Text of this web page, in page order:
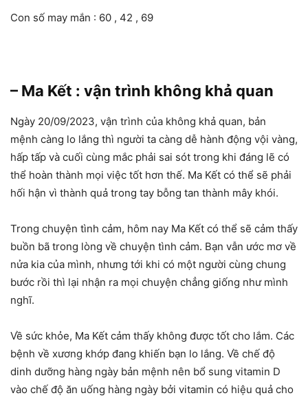
Con số may mắn : 60 , 42 , 69
– Ma Kết : vận trình không khả quan
Ngày 20/09/2023, vận trình của không khả quan, bản
mệnh càng lo lắng thì người ta càng dễ hành động vội vàng,
hấp tấp và cuối cùng mắc phải sai sót trong khi đáng lẽ có
thể hoàn thành mọi việc tốt hơn thế. Ma Kết có thể sẽ phải
hối hận vì thành quả trong tay bỗng tan thành mây khói.
Trong chuyện tình cảm, hôm nay Ma Kết có thể sẽ cảm thấy
buồn bã trong lòng về chuyện tình cảm. Bạn vẫn ước mơ về
nửa kia của mình, nhưng tới khi có một người cùng chung
bước rồi thì lại nhận ra mọi chuyện chẳng giống như mình
nghĩ.
Về sức khỏe, Ma Kết cảm thấy không được tốt cho lắm. Các
bệnh về xương khớp đang khiến bạn lo lắng. Về chế độ
dinh dưỡng hàng ngày bản mệnh nên bổ sung vitamin D
vào chế độ ăn uống hàng ngày bởi vitamin có hiệu quả cho